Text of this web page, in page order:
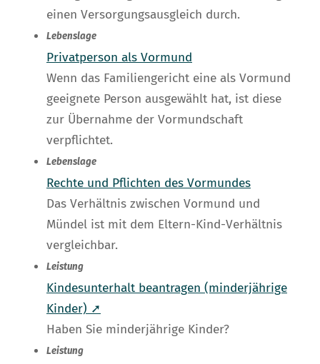
einen Versorgungsausgleich durch.
Lebenslage
Privatperson als Vormund
Wenn das Familiengericht eine als Vormund
geeignete Person ausgewählt hat, ist diese
zur Übernahme der Vormundschaft
verpflichtet.
Lebenslage
Rechte und Pflichten des Vormundes
Das Verhältnis zwischen Vormund und
Mündel ist mit dem Eltern-Kind-Verhältnis
vergleichbar.
Leistung
Kindesunterhalt beantragen (minderjährige
Kinder) ➚
Haben Sie minderjährige Kinder?
Leistung